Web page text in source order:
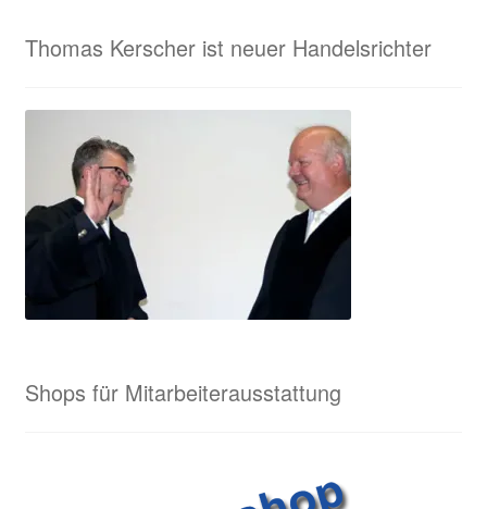
Thomas Kerscher ist neuer Handelsrichter
Shops für Mitarbeiterausstattung